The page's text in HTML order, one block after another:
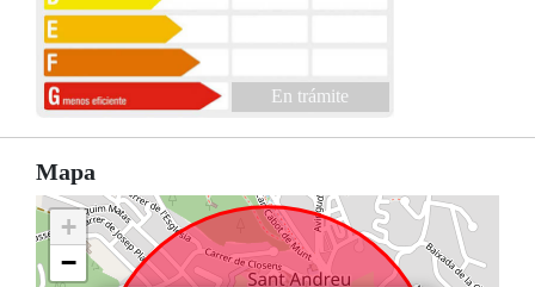
En trámite
Mapa
+
−